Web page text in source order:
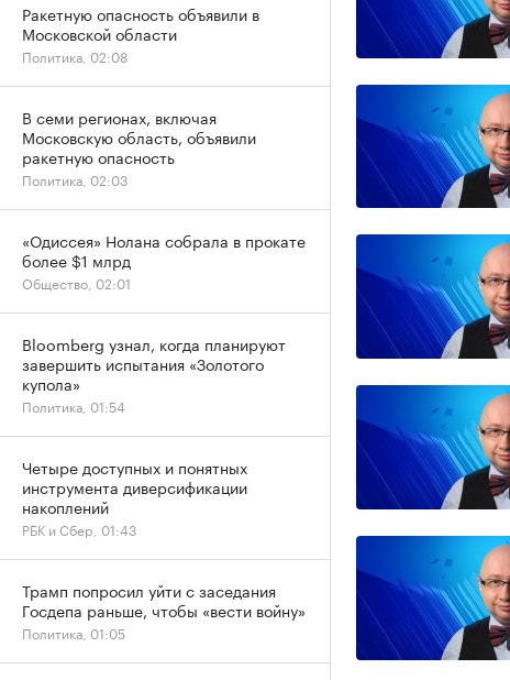
Ракетную опасность объявили в
Московской области
Политика, 02:08
В семи регионах, включая
Московскую область, объявили
ракетную опасность
Политика, 02:03
«Одиссея» Нолана собрала в прокате
более $1 млрд
Общество, 02:01
Bloomberg узнал, когда планируют
завершить испытания «Золотого
купола»
Политика, 01:54
Четыре доступных и понятных
инструмента диверсификации
накоплений
РБК и Сбер, 01:43
Трамп попросил уйти с заседания
Госдепа раньше, чтобы «вести войну»
Политика, 01:05